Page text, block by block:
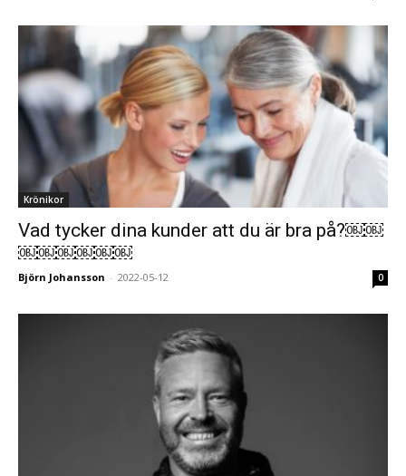
Krönikor
Vad tycker dina kunder att du är bra på?￼￼
￼￼￼￼￼￼
Björn Johansson - 2022-05-12 0